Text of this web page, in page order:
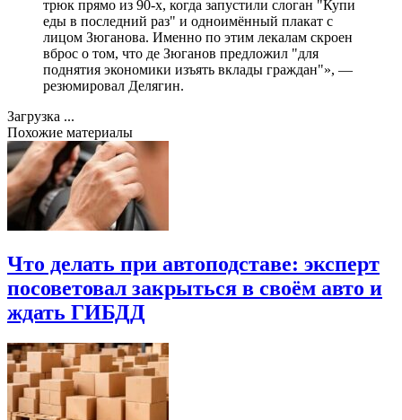
трюк прямо из 90-х, когда запустили слоган "Купи
еды в последний раз" и одноимённый плакат с
лицом Зюганова. Именно по этим лекалам скроен
вброс о том, что де Зюганов предложил "для
поднятия экономики изъять вклады граждан"», —
резюмировал Делягин.
Загрузка ...
Похожие материалы
Что делать при автоподставе: эксперт
посоветовал закрыться в своём авто и
ждать ГИБДД